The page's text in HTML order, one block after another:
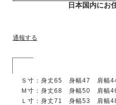
日本国内にお
通報する
Ｓ寸：身丈65 身幅47 肩幅
Ｍ寸：身丈68 身幅50 肩幅
Ｌ寸：身丈71 身幅53 肩幅